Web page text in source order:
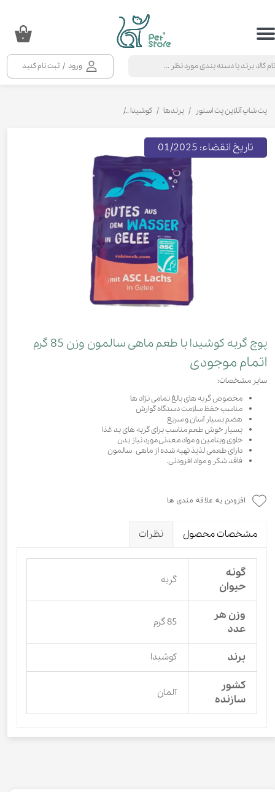
ورود / ثبت نام کنید
حساب کاربری من
خروج از حساب کاربری
۰
پت شاپ آنلاین پت استور برندها کوشیدا
پوچ گربه کوشیدا با طعم ماهی سالمون وزن 85 گرم
اتمام موجودی
سایر مشخصات:
مخصوص گربه های بالغ تمامی نژاد ها
مناسب حفظ سلامت دستگاه گوارش
هضم بسیار آسان و سریع
بسیار خوش طعم مناسب برای گربه های بد غذا
حاوی ویتامین و مواد معدنی مورد نیاز بدن
دارای طعمی لذیذ تهیه شده از ماهی سالمون
فاقد شکر و مواد افزودنی.
تاریخ انقضاء: 01/2025
افزودن به علاقه مندی ها
مشخصات محصول نظرات
گونه
حیوان
گربه
وزن هر
عدد
85 گرم
برند کوشیدا
کشور
سازنده
آلمان